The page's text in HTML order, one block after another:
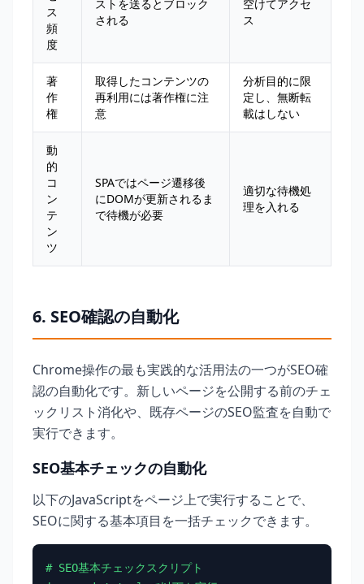
ス
頻
度
ストを送るとブロック
される
空けてアクセ
ス
著
作
権
取得したコンテンツの
再利用には著作権に注
意
分析目的に限
定し、無断転
載はしない
動
的
コ
ン
テ
ン
ツ
SPAではページ遷移後
にDOMが更新されるま
で待機が必要
適切な待機処
理を入れる
6. SEO確認の自動化
Chrome操作の最も実践的な活用法の一つがSEO確
認の自動化です。新しいページを公開する前のチェ
ックリスト消化や、既存ページのSEO監査を自動で
実行できます。
SEO基本チェックの自動化
以下のJavaScriptをページ上で実行することで、
SEOに関する基本項目を一括チェックできます。
# SEO基本チェックスクリプト